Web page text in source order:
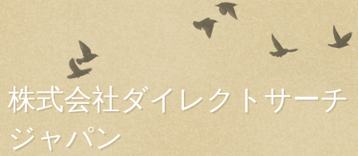
株式会社ダイレクトサーチ
ジャパン